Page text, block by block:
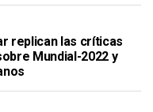
replican las críticas
Mundial-2022 y